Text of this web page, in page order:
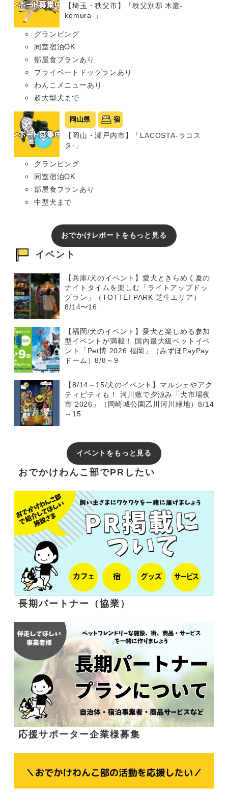
【埼玉・秩父市】「秩父別邸 木叢-
komura-」
グランピング
同室宿泊OK
部屋食プランあり
プライベートドッグランあり
わんこメニューあり
超大型犬まで
岡山県 宿
【岡山・瀬戸内市】「LACOSTA-ラコス
タ-」
グランピング
同室宿泊OK
部屋食プランあり
中型犬まで
おでかけレポートをもっと見る
イベント
【兵庫/犬のイベント】愛犬ときらめく夏の
ナイトタイムを楽しむ「ライトアップドッ
グラン」（TOTTEI PARK 芝生エリア）
8/14〜16
【福岡/犬のイベント】愛犬と楽しめる参加
型イベントが満載！ 国内最大級ペットイベ
ント「Pet博 2026 福岡」（みずほPayPay
ドーム）8/8～9
【8/14～15/犬のイベント】マルシェやアク
ティビティも！ 河川敷で夕涼み「犬市場夜
市 2026」（岡崎城公園乙川河川緑地）8/14
～15
イベントをもっと見る
おでかけわんこ部でPRしたい
長期パートナー（協業）
応援サポーター企業様募集